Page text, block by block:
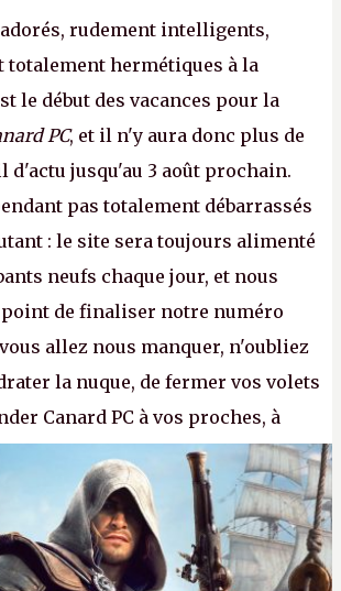
rudement intelligents,
totalement hermétiques à la
le début des vacances pour la
PC, et il n'y aura donc plus de
d'actu jusqu'au 3 août prochain.
pas totalement débarrassés
: le site sera toujours alimenté
neufs chaque jour, et nous
de finaliser notre numéro
allez nous manquer, n'oubliez
la nuque, de fermer vos volets
Canard PC à vos proches, à
inconnus que vous croisez
été à tous ! –ER.